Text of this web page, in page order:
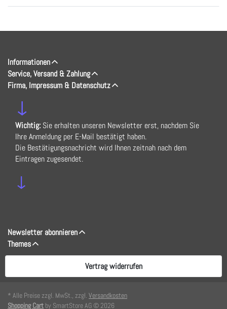
Informationen
Service, Versand & Zahlung
Firma, Impressum & Datenschutz
↓
Wichtig: Sie erhalten unseren Newsletter erst, nachdem Sie
Ihre Anmeldung per E-Mail bestätigt haben.
Die Bestätigungsnachricht wird Ihnen zeitnah nach dem
Eintragen zugesendet.
↓
Newsletter abonnieren
Themes
Vertrag widerrufen
* Alle Preise zzgl. MwSt., zzgl. Versandkosten
Shopping Cart by SmartStore AG © 2026